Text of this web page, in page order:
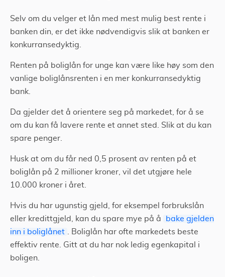
Selv om du velger et lån med mest mulig best rente i
banken din, er det ikke nødvendigvis slik at banken er
konkurransedyktig.
Renten på boliglån for unge kan være like høy som den
vanlige boliglånsrenten i en mer konkurransedyktig
bank.
Da gjelder det å orientere seg på markedet, for å se
om du kan få lavere rente et annet sted. Slik at du kan
spare penger.
Husk at om du får ned 0,5 prosent av renten på et
boliglån på 2 millioner kroner, vil det utgjøre hele
10.000 kroner i året.
Hvis du har ugunstig gjeld, for eksempel forbrukslån
eller kredittgjeld, kan du spare mye på å
bake gjelden
inn i boliglånet
. Boliglån har ofte markedets beste
effektiv rente. Gitt at du har nok ledig egenkapital i
boligen.